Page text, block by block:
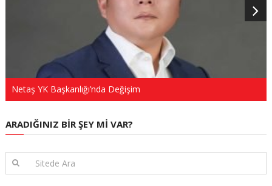
Netaş YK Başkanlığı’nda Değişim
ARADIĞINIZ BIR ŞEY MI VAR?